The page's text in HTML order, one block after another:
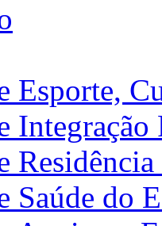
Esporte,
Integração
Saúde do